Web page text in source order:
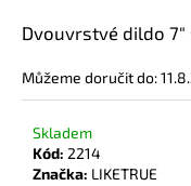
Dvouvrstvé dildo 7"
Můžeme doručit do:
Skladem
Kód: 2214
Značka: LIKETRUE
D
p
o